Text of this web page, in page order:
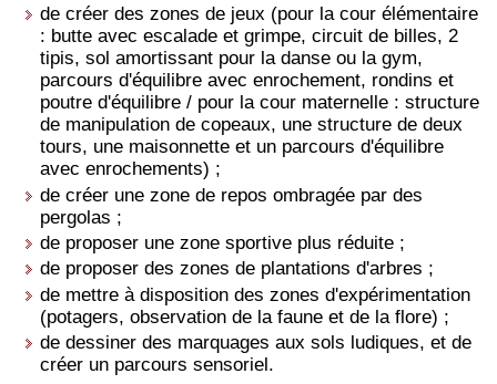
de créer des zones de jeux (pour la cour élémentaire
: butte avec escalade et grimpe, circuit de billes, 2
tipis, sol amortissant pour la danse ou la gym,
parcours d'équilibre avec enrochement, rondins et
poutre d'équilibre / pour la cour maternelle : structure
de manipulation de copeaux, une structure de deux
tours, une maisonnette et un parcours d'équilibre
avec enrochements) ;
de créer une zone de repos ombragée par des
pergolas ;
de proposer une zone sportive plus réduite ;
de proposer des zones de plantations d'arbres ;
de mettre à disposition des zones d'expérimentation
(potagers, observation de la faune et de la flore) ;
de dessiner des marquages aux sols ludiques, et de
créer un parcours sensoriel.